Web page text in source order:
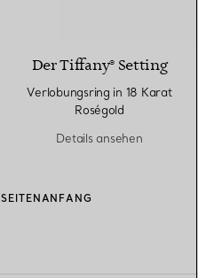
Der Tiffany® Setting
Verlobungsring in 18 Karat
Roségold
Details ansehen